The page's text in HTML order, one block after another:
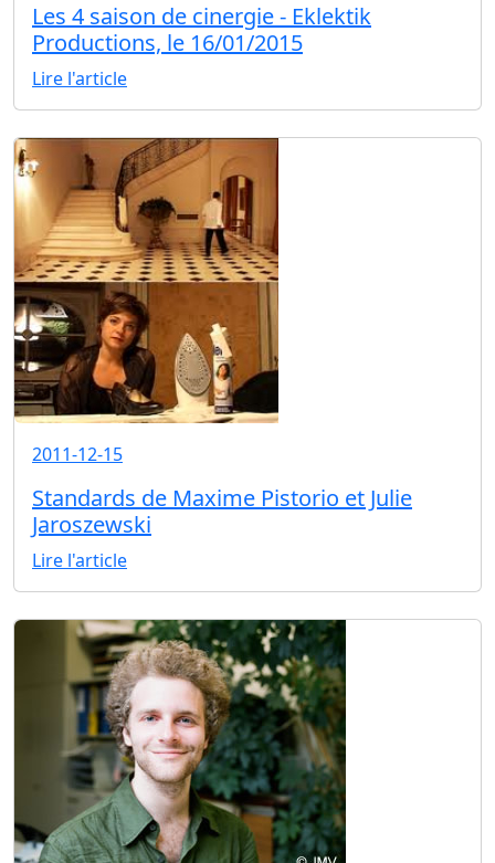
Les 4 saison de cinergie - Eklektik
Productions, le 16/01/2015
Lire l'article
2011-12-15
Standards de Maxime Pistorio et Julie
Jaroszewski
Lire l'article